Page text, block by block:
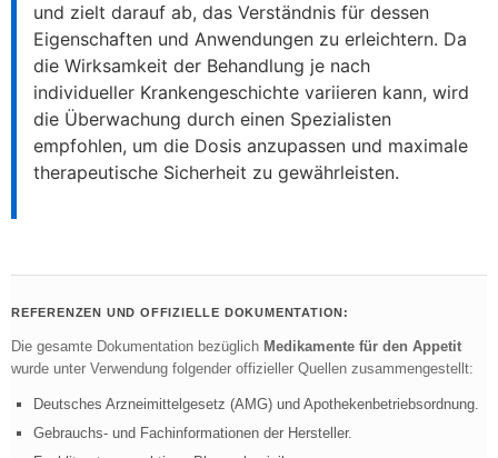
und zielt darauf ab, das Verständnis für dessen
Eigenschaften und Anwendungen zu erleichtern. Da
die Wirksamkeit der Behandlung je nach
individueller Krankengeschichte variieren kann, wird
die Überwachung durch einen Spezialisten
empfohlen, um die Dosis anzupassen und maximale
therapeutische Sicherheit zu gewährleisten.
REFERENZEN UND OFFIZIELLE DOKUMENTATION:
Die gesamte Dokumentation bezüglich Medikamente für den Appetit
wurde unter Verwendung folgender offizieller Quellen zusammengestellt:
Deutsches Arzneimittelgesetz (AMG) und Apothekenbetriebsordnung.
Gebrauchs- und Fachinformationen der Hersteller.